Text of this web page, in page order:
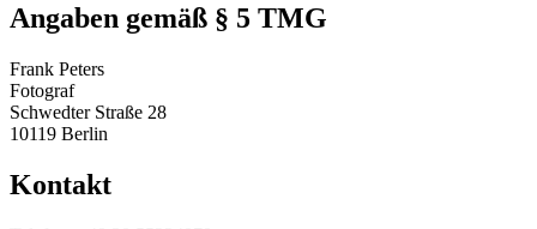
Angaben gemäß § 5 TMG
Frank Peters
Fotograf
Schwedter Straße 28
10119 Berlin
Kontakt